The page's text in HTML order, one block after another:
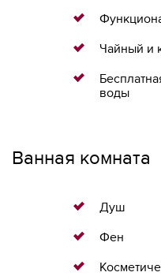
Чайный и
воды
Ванная комната
Душ
Фен